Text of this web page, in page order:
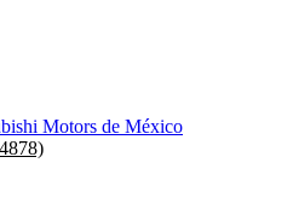
Motors de México